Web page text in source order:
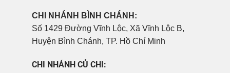
CHI NHÁNH BÌNH CHÁNH:
Số 1429 Đường Vĩnh Lộc, Xã Vĩnh Lộc B,
Huyện Bình Chánh, TP. Hồ Chí Minh
CHI NHÁNH CỦ CHI: